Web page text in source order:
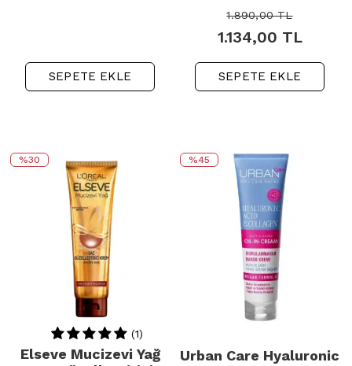
SEPETE EKLE
1.890,00TL
1.134,00 TL
SEPETE EKLE
%30
(1)
Elseve Mucizevi Yağ
%45
Urban Care Hyaluronic